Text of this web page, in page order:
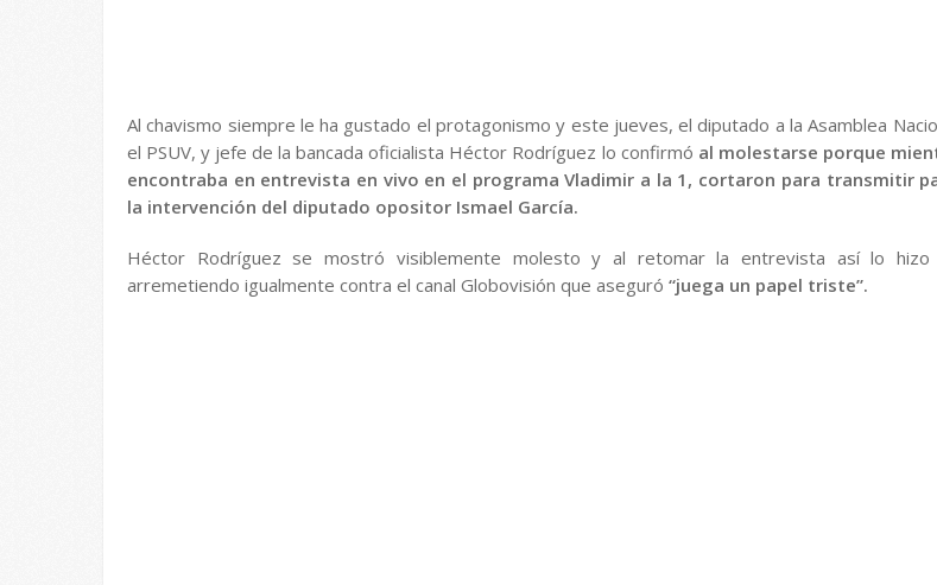
Al chavismo siempre le ha gustado el protagonismo y este jueves, el diputado a la Asamblea
el PSUV, y jefe de la bancada oficialista Héctor Rodríguez lo confirmó al molestarse porque
encontraba en entrevista en vivo en el programa Vladimir a la 1, cortaron para transmitir
la intervención del diputado opositor Ismael García.
Héctor Rodríguez se mostró visiblemente molesto y al retomar la entrevista así lo hizo
arremetiendo igualmente contra el canal Globovisión que aseguró “juega un papel triste”.